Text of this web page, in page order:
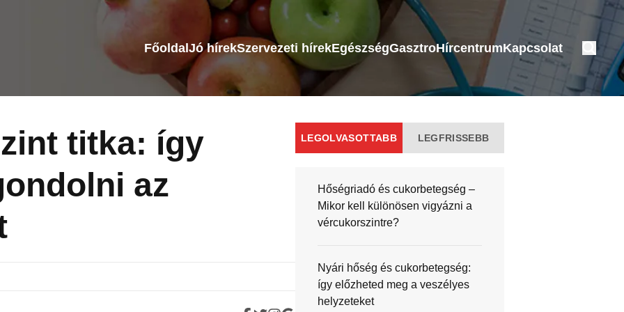
Főoldal Jó hírekSzervezeti hírekEgészségGasztroHírcentrumKapcsolat
titka: így
az
LEGOLVASOTTABB LEGFRISSEBB
Hőségriadó és cukorbetegség –
Mikor kell különösen vigyázni a
vércukorszintre?
Nyári hőség és cukorbetegség:
így előzheted meg a veszélyes
helyzeteket